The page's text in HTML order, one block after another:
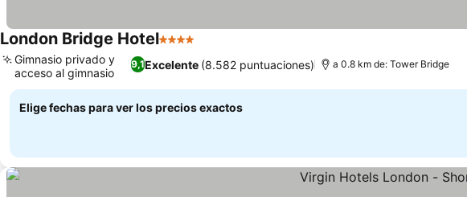
London Bridge Hotel4 Estrellas
9,1Excelente (8.582 puntuaciones)
Gimnasio privado y
acceso al gimnasio
a 0.8 km de: Tower Bridge
Elige fechas para ver los precios exactos